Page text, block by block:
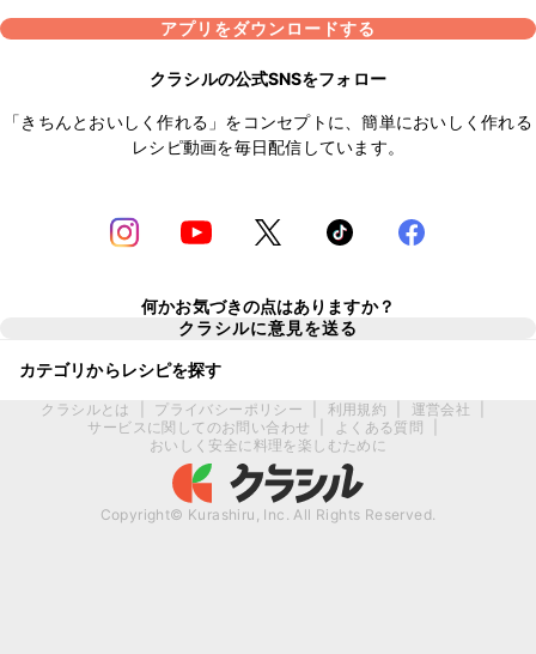
アプリをダウンロードする
クラシルの公式SNSをフォロー
「きちんとおいしく作れる」をコンセプトに、簡単においしく作れる
レシピ動画を毎日配信しています。
何かお気づきの点はありますか？
クラシルに意見を送る
カテゴリからレシピを探す
クラシルとは プライバシーポリシー 利用規約 運営会社
サービスに関してのお問い合わせ
よくある質問
おいしく安全に料理を楽しむために
Copyright© Kurashiru, Inc. All Rights Reserved.